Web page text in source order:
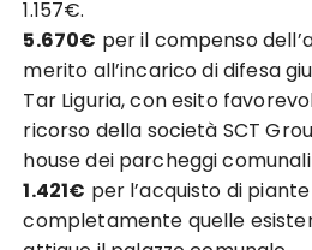
1.157€.
5.670€ per il compenso
merito all’incarico di difesa
Tar Liguria, con esito
ricorso della società SCT
house dei parcheggi comunali
1.421€ per l’acquisto di
completamente quelle